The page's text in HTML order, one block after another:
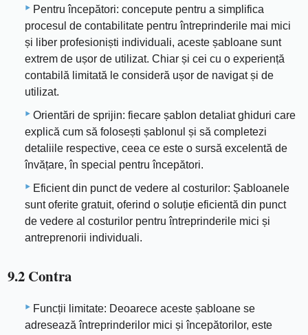
Pentru începători: concepute pentru a simplifica
procesul de contabilitate pentru întreprinderile mai mici
și liber profesioniști individuali, aceste șabloane sunt
extrem de ușor de utilizat. Chiar și cei cu o experiență
contabilă limitată le consideră ușor de navigat și de
utilizat.
Orientări de sprijin: fiecare șablon detaliat ghiduri care
explică cum să folosești șablonul și să completezi
detaliile respective, ceea ce este o sursă excelentă de
învățare, în special pentru începători.
Eficient din punct de vedere al costurilor: Șabloanele
sunt oferite gratuit, oferind o soluție eficientă din punct
de vedere al costurilor pentru întreprinderile mici și
antreprenorii individuali.
9.2 Contra
Funcții limitate: Deoarece aceste șabloane se
adresează întreprinderilor mici și începătorilor, este